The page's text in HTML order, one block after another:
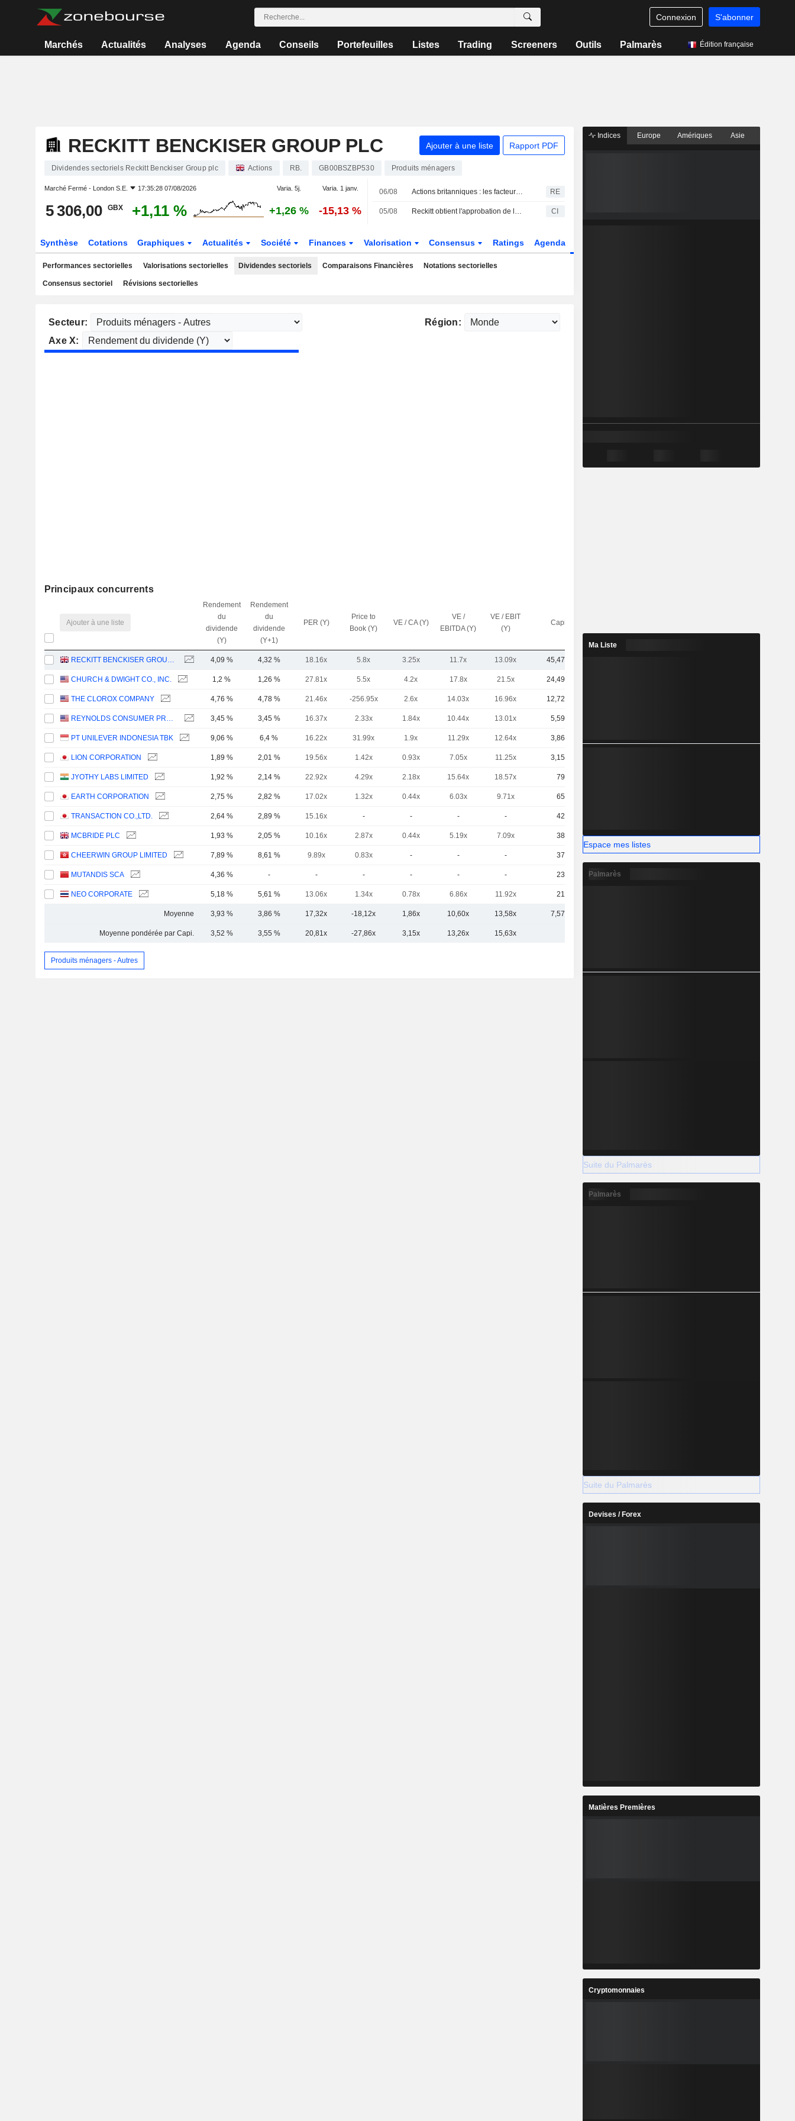
Connexion S'abonner
Marchés Actualités Analyses Agenda Conseils Portefeuilles Listes Trading Screeners Outils Palmarès Édition française
RECKITT BENCKISER GROUP PLC Ajouter à une liste Rapport PDF
Dividendes sectoriels Reckitt Benckiser Group plc Actions RB. GB00BSZBP530 Produits ménagers
Marché Fermé - London S.E. 17:35:28 07/08/2026 Varia. 5j. Varia. 1 janv.
5 306,00 GBX +1,11 % +1,26 % -15,13 %
06/08 Actions britanniques : les facteurs à suivre le 6 août RE
05/08 Reckitt obtient l'approbation de la FDA pour Mucinex 12HR Cold & Fever Multi-Symptom CI
Synthèse Cotations Graphiques Actualités Société Finances Valorisation Consensus Ratings Agenda
Performances sectorielles Valorisations sectorielles Dividendes sectoriels Comparaisons Financières Notations sectorielles
Consensus sectoriel Révisions sectorielles
Secteur:
Région:
Axe X:
Principaux concurrents
Ajouter à une liste
Rendement
du
dividende
(Y)
Rendement
du
dividende
(Y+1)
PER (Y)
Price to
Book (Y)
VE / CA (Y)
VE /
EBITDA (Y)
VE / EBIT
(Y)
Capi.($)
RECKITT BENCKISER GROUP PLC 4,09 % 4,32 % 18.16x 5.8x 3.25x 11.7x 13.09x 45,47 Md
CHURCH & DWIGHT CO., INC. 1,2 % 1,26 % 27.81x 5.5x 4.2x 17.8x 21.5x 24,49 Md
THE CLOROX COMPANY 4,76 % 4,78 % 21.46x -256.95x 2.6x 14.03x 16.96x 12,72 Md
REYNOLDS CONSUMER PRODUCTS INC. 3,45 % 3,45 % 16.37x 2.33x 1.84x 10.44x 13.01x 5,59 Md
PT UNILEVER INDONESIA TBK 9,06 % 6,4 % 16.22x 31.99x 1.9x 11.29x 12.64x 3,86 Md
LION CORPORATION 1,89 % 2,01 % 19.56x 1.42x 0.93x 7.05x 11.25x 3,15 Md
JYOTHY LABS LIMITED 1,92 % 2,14 % 22.92x 4.29x 2.18x 15.64x 18.57x 797 M
EARTH CORPORATION 2,75 % 2,82 % 17.02x 1.32x 0.44x 6.03x 9.71x 657 M
TRANSACTION CO.,LTD. 2,64 % 2,89 % 15.16x - - - - 423 M
MCBRIDE PLC 1,93 % 2,05 % 10.16x 2.87x 0.44x 5.19x 7.09x 387 M
CHEERWIN GROUP LIMITED 7,89 % 8,61 % 9.89x 0.83x - - - 370 M
MUTANDIS SCA 4,36 % - - - - - - 239 M
NEO CORPORATE 5,18 % 5,61 % 13.06x 1.34x 0.78x 6.86x 11.92x 218 M
Moyenne 3,93 % 3,86 % 17,32x -18,12x 1,86x 10,60x 13,58x 7,57 Md
Moyenne pondérée par Capi. 3,52 % 3,55 % 20,81x -27,86x 3,15x 13,26x 15,63x
Produits ménagers - Autres
Indices Europe Amériques Asie
Ma Liste
Espace mes listes
Palmarès
Suite du Palmarès
Palmarès
Suite du Palmarès
Devises / Forex
Matières Premières
Cryptomonnaies